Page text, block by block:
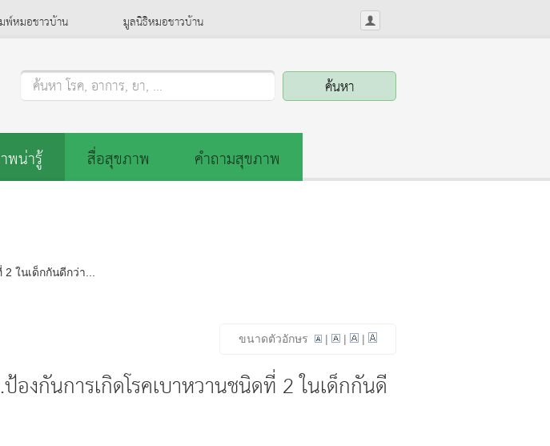
พ์หมอชาวบ้าน มูลนิธิหมอชาวบ้าน
ค้นหา โรค, อาการ, ยา, ...
พน่ารู้ สื่อสุขภาพ
คำถามสุขภาพ
ในเด็กกันดีกว่า...
ขนาดตัวอักษร | | |
องกันการเกิดโรคเบาหวานชนิดที่ 2 ในเด็กกันดี